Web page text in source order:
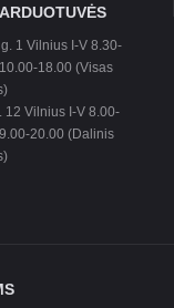
1 Vilnius I-V 8.30-
18.00 (Visas
12 Vilnius I-V 8.00-
20.00 (Dalinis